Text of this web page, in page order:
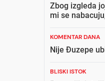
Zbog izgleda
mi se
KOMENTAR DANA
Nije Đuzepe
BLISKI ISTOK